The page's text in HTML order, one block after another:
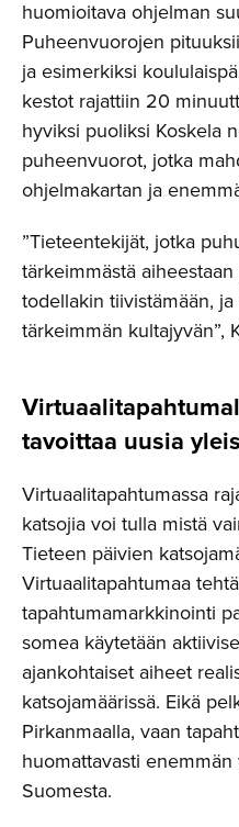
huomioitava ohjelman
Puheenvuorojen
ja esimerkiksi
kestot rajattiin 20
hyviksi puoliksi Koskela
puheenvuorot, jotka
ohjelmakartan ja
”Tieteentekijät, jotka
tärkeimmästä
todellakin tiivistämään,
tärkeimmän kultajyvän”,
tavoittaa uusia
Virtuaalitapahtumassa
katsojia voi tulla mistä
Tieteen päivien
Virtuaalitapahtumaa
tapahtumamarkkinointi
somea käytetään
ajankohtaiset aiheet
katsojamäärissä. Eikä
Pirkanmaalla, vaan
huomattavasti
Suomesta.